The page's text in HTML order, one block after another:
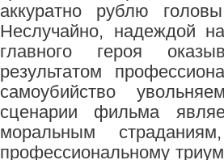
аккуратно рублю
Неслучайно, надеждой
главного героя
результатом
самоубийство
сценарии фильма
моральным
профессиональному